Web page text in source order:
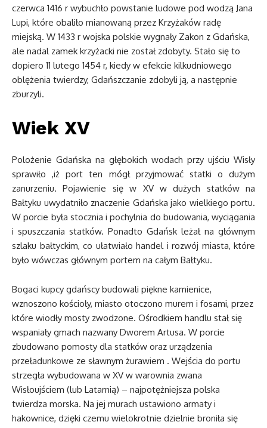
czerwca 1416 r wybuchło powstanie ludowe pod wodzą Jana
Lupi, które obaliło mianowaną przez Krzyżaków radę
miejską. W 1433 r wojska polskie wygnały Zakon z Gdańska,
ale nadal zamek krzyżacki nie został zdobyty. Stało się to
dopiero 11 lutego 1454 r, kiedy w efekcie kilkudniowego
oblężenia twierdzy, Gdańszczanie zdobyli ją, a następnie
zburzyli.
Wiek XV
Polożenie Gdańska na głębokich wodach przy ujściu Wisły
sprawiło ,iż port ten mógł przyjmować statki o dużym
zanurzeniu. Pojawienie się w XV w dużych statków na
Bałtyku uwydatniło znaczenie Gdańska jako wielkiego portu.
W porcie była stocznia i pochylnia do budowania, wyciągania
i spuszczania statków. Ponadto Gdańsk leżał na głównym
szlaku bałtyckim, co ułatwiało handel i rozwój miasta, które
było wówczas głównym portem na całym Bałtyku.
Bogaci kupcy gdańscy budowali piękne kamienice,
wznoszono kościoły, miasto otoczono murem i fosami, przez
które wiodły mosty zwodzone. Ośrodkiem handlu stał się
wspaniały gmach nazwany Dworem Artusa. W porcie
zbudowano pomosty dla statków oraz urządzenia
przeładunkowe ze sławnym żurawiem . Wejścia do portu
strzegła wybudowana w XV w warownia zwana
Wisłoujściem (lub Latarnią) – najpotężniejsza polska
twierdza morska. Na jej murach ustawiono armaty i
hakownice, dzięki czemu wielokrotnie dzielnie broniła się